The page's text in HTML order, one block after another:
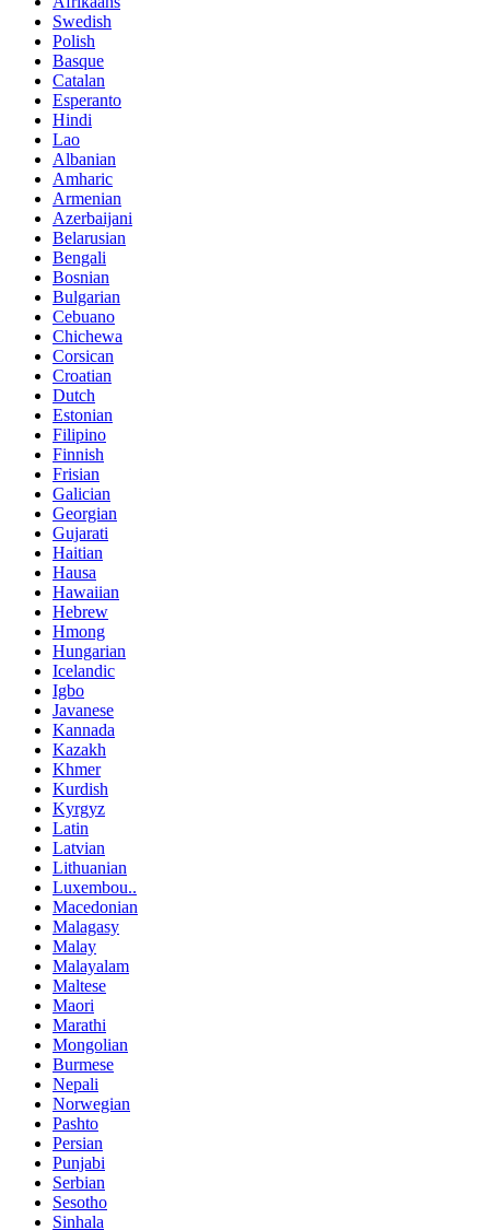
Swedish
Polish
Basque
Catalan
Esperanto
Hindi
Lao
Albanian
Amharic
Armenian
Azerbaijani
Belarusian
Bengali
Bosnian
Bulgarian
Cebuano
Chichewa
Corsican
Croatian
Dutch
Estonian
Filipino
Finnish
Frisian
Galician
Georgian
Gujarati
Haitian
Hausa
Hawaiian
Hebrew
Hmong
Hungarian
Icelandic
Igbo
Javanese
Kannada
Kazakh
Khmer
Kurdish
Kyrgyz
Latin
Latvian
Lithuanian
Luxembou..
Macedonian
Malagasy
Malay
Malayalam
Maltese
Maori
Marathi
Mongolian
Burmese
Nepali
Norwegian
Pashto
Persian
Punjabi
Serbian
Sesotho
Sinhala